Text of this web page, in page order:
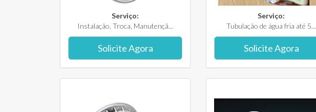
Serviço:
Instalação, Troca, Manutençã...
Solicite Agora
Serviço:
Tubulação de água fria até 5...
Solicite Agora